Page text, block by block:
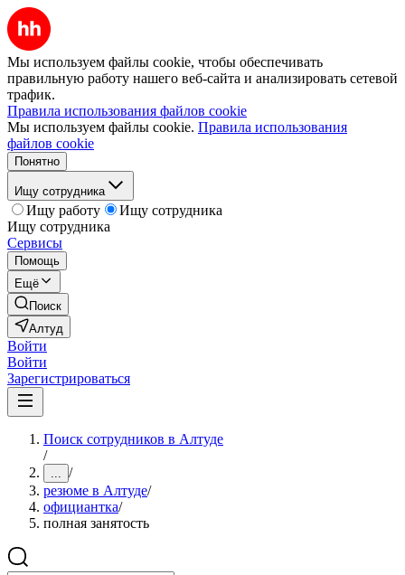
Мы используем файлы cookie, чтобы обеспечивать
правильную работу нашего веб-сайта и анализировать сетевой
трафик.
Правила использования файлов cookie
Мы используем файлы cookie. Правила использования
файлов cookie
Понятно
Ищу сотрудника
Ищу работу
Ищу сотрудника
Ищу сотрудника
Сервисы
Помощь
Ещё
Поиск
Алтуд
Войти
Войти
Зарегистрироваться
Поиск сотрудников в Алтуде
/
... /
резюме в Алтуде/
официантка/
полная занятость